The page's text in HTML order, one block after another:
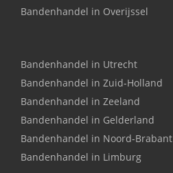
Bandenhandel in Overijssel
Bandenhandel in Utrecht
Bandenhandel in Zuid-Holland
Bandenhandel in Zeeland
Bandenhandel in Gelderland
Bandenhandel in Noord-Brabant
Bandenhandel in Limburg